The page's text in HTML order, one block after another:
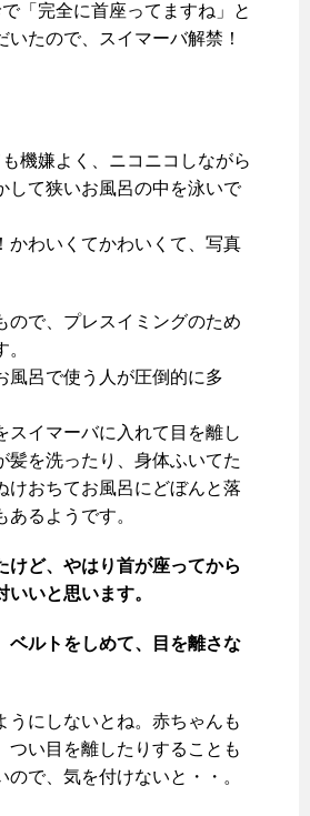
「完全に首座ってますね」と
いたので、スイマーバ解禁！
機嫌よく、ニコニコしながら
して狭いお風呂の中を泳いで
かわいくてかわいくて、写真
ので、プレスイミングのため
風呂で使う人が圧倒的に多
スイマーバに入れて目を離し
髪を洗ったり、身体ふいてた
けおちてお風呂にどぼんと落
るようです。
けど、やはり首が座ってから
いと思います。
ベルトをしめて、目を離さな
うにしないとね。赤ちゃんも
つい目を離したりすることも
ので、気を付けないと・・。